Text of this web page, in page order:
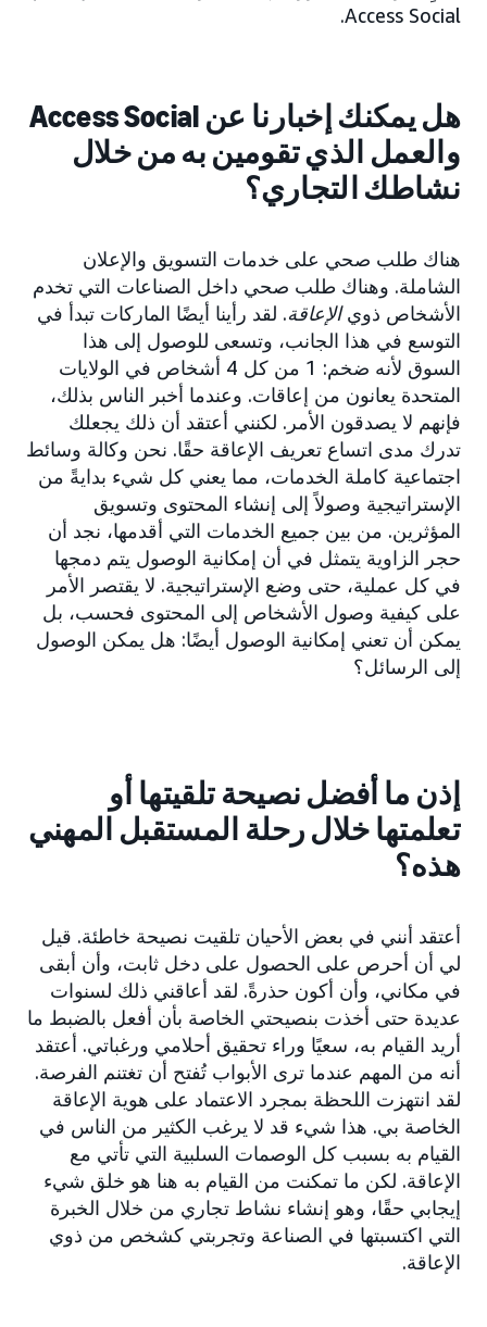
Access Social.
هل يمكنك إخبارنا عن Access Social
والعمل الذي تقومين به من خلال
نشاطك التجاري؟
هناك طلب صحي على خدمات التسويق والإعلان
الشاملة. وهناك طلب صحي داخل الصناعات التي تخدم
الأشخاص ذويالإعاقة. لقد رأينا أيضًا الماركات تبدأ في
التوسع في هذا الجانب، وتسعى للوصول إلى هذا
السوق لأنه ضخم: 1 من كل 4 أشخاص في الولايات
المتحدة يعانون من إعاقات. وعندما أخبر الناس بذلك،
فإنهم لا يصدقون الأمر. لكنني أعتقد أن ذلك يجعلك
تدرك مدى اتساع تعريف الإعاقة حقًا. نحن وكالة وسائط
اجتماعية كاملة الخدمات، مما يعني كل شيء بدايةً من
الإستراتيجية وصولاً إلى إنشاء المحتوى وتسويق
المؤثرين. من بين جميع الخدمات التي أقدمها، نجد أن
حجر الزاوية يتمثل في أن إمكانية الوصول يتم دمجها
في كل عملية، حتى وضع الإستراتيجية. لا يقتصر الأمر
على كيفية وصول الأشخاص إلى المحتوى فحسب، بل
يمكن أن تعني إمكانية الوصول أيضًا: هل يمكن الوصول
إلى الرسائل؟
إذن ما أفضل نصيحة تلقيتها أو
تعلمتها خلال رحلة المستقبل المهني
هذه؟
أعتقد أنني في بعض الأحيان تلقيت نصيحة خاطئة. قيل
لي أن أحرص على الحصول على دخل ثابت، وأن أبقى
في مكاني، وأن أكون حذرةً. لقد أعاقني ذلك لسنوات
عديدة حتى أخذت بنصيحتي الخاصة بأن أفعل بالضبط ما
أريد القيام به، سعيًا وراء تحقيق أحلامي ورغباتي. أعتقد
أنه من المهم عندما ترى الأبواب تُفتح أن تغتنم الفرصة.
لقد انتهزت اللحظة بمجرد الاعتماد على هوية الإعاقة
الخاصة بي. هذا شيء قد لا يرغب الكثير من الناس في
القيام به بسبب كل الوصمات السلبية التي تأتي مع
الإعاقة. لكن ما تمكنت من القيام به هنا هو خلق شيء
إيجابي حقًا، وهو إنشاء نشاط تجاري من خلال الخبرة
التي اكتسبتها في الصناعة وتجربتي كشخص من ذوي
الإعاقة.